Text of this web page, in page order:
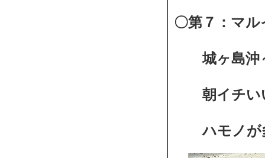
〇第７：マ
城ヶ島沖～
朝イチいい
ハモノが